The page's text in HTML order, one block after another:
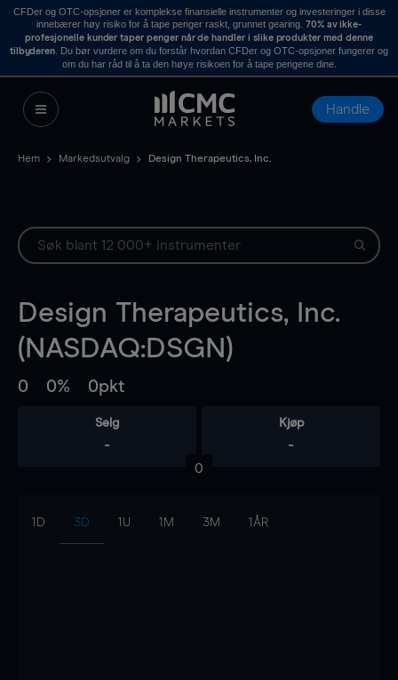
CFDer og OTC-opsjoner er komplekse finansielle instrumenter og investeringer i disse
innebærer høy risiko for å tape penger raskt, grunnet gearing. 70% av ikke-
profesjonelle kunder taper penger når de handler i slike produkter med denne
tilbyderen . Du bør vurdere om du forstår hvordan CFDer og OTC-opsjoner fungerer og
om du har råd til å ta den høye risikoen for å tape pengene dine.
Handle
Hem Markedsutvalg Design Therapeutics, Inc.
Design Therapeutics, Inc.
(NASDAQ:DSGN)
0 0% 0pkt
Selg
-
Kjøp
-
0
1D 3D 1U 1M 3M 1ÅR